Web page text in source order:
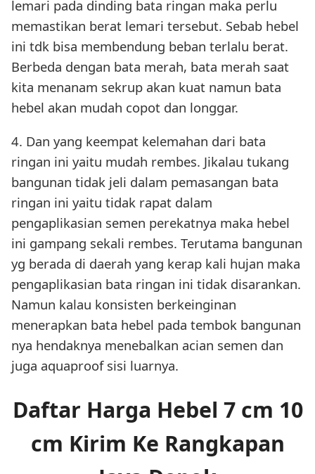
lemari pada dinding bata ringan maka perlu
memastikan berat lemari tersebut. Sebab hebel
ini tdk bisa membendung beban terlalu berat.
Berbeda dengan bata merah, bata merah saat
kita menanam sekrup akan kuat namun bata
hebel akan mudah copot dan longgar.
4. Dan yang keempat kelemahan dari bata
ringan ini yaitu mudah rembes. Jikalau tukang
bangunan tidak jeli dalam pemasangan bata
ringan ini yaitu tidak rapat dalam
pengaplikasian semen perekatnya maka hebel
ini gampang sekali rembes. Terutama bangunan
yg berada di daerah yang kerap kali hujan maka
pengaplikasian bata ringan ini tidak disarankan.
Namun kalau konsisten berkeinginan
menerapkan bata hebel pada tembok bangunan
nya hendaknya menebalkan acian semen dan
juga aquaproof sisi luarnya.
Daftar Harga Hebel 7 cm 10
cm Kirim Ke Rangkapan